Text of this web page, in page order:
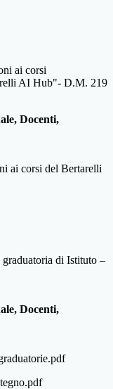
ai corsi
AI Hub"- D.M. 219
Docenti,
ai corsi del Bertarelli
di Istituto –
Docenti,